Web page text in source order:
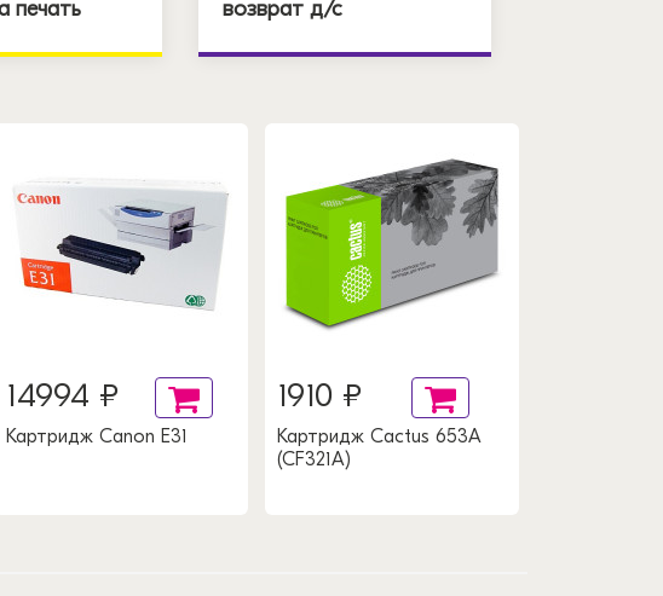
печать
возврат д/с
14994 ₽
Картридж Canon E31
1910 ₽
Картридж Cactus 653A
(CF321A)